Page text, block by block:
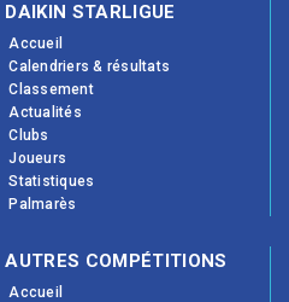
DAIKIN STARLIGUE
Accueil
Calendriers & résultats
Classement
Actualités
Clubs
Joueurs
Statistiques
Palmarès
AUTRES COMPÉTITIONS
Accueil